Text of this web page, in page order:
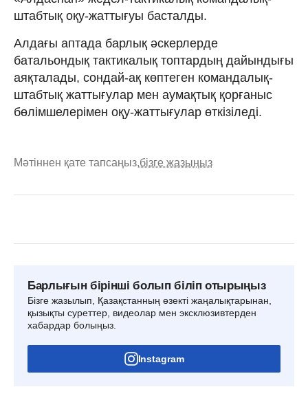
штабтық оқу-жаттығуы басталды.
Алдағы аптада барлық әскерлерде
батальондық тактикалық топтардың дайындығы
аяқталады, сондай-ақ көптеген командалық-
штабтық жаттығулар мен аумақтық қорғаныс
бөлімшелерімен оқу-жаттығулар өткізіледі.
Мәтіннен қате тапсаңыз,бізге жазыңыз
Барлығын бірінші болып біліп отырыңыз
Бізге жазылып, Қазақстанның өзекті жаңалықтарынан,
қызықты суреттер, видеолар мен эксклюзивтерден
хабардар болыңыз.
Instagram